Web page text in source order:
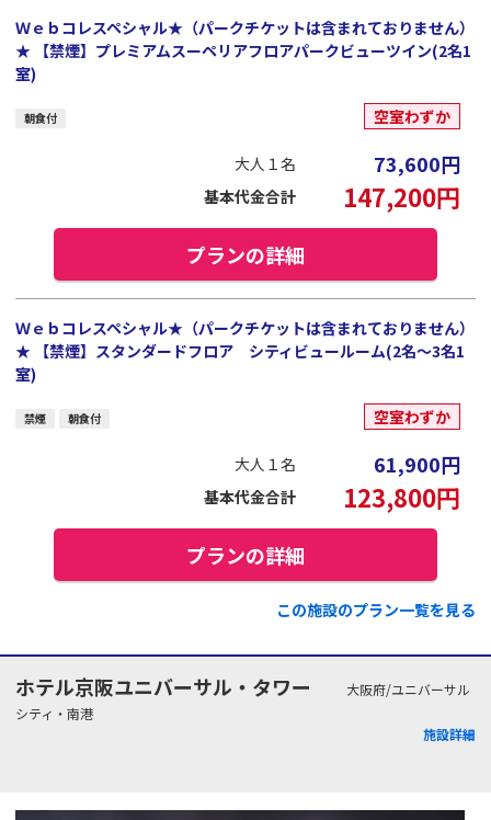
Ｗｅｂコレスペシャル★（パークチケットは含まれておりません）
★ 【禁煙】プレミアムスーペリアフロアパークビューツイン(2名1
室)
朝食付 空室わずか
大人１名 73,600円
基本代金合計 147,200円
プランの詳細
Ｗｅｂコレスペシャル★（パークチケットは含まれておりません）
★ 【禁煙】スタンダードフロア シティビュールーム(2名～3名1
室)
禁煙 朝食付 空室わずか
大人１名 61,900円
基本代金合計 123,800円
プランの詳細
この施設のプラン一覧を見る
ホテル京阪ユニバーサル・タワー
大阪府/ユニバーサル
シティ・南港
施設詳細